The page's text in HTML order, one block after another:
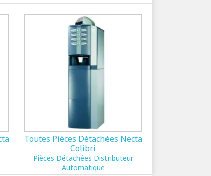
Toutes Pièces Détachées Necta
Colibri
Pièces Détachées Distributeur
Automatique